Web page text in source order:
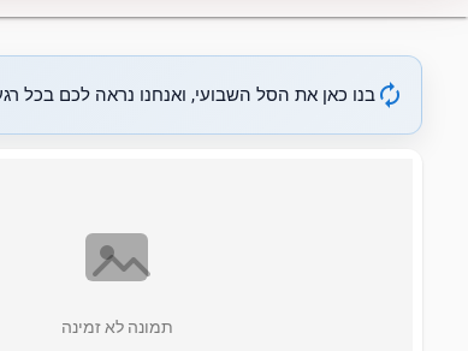
autorenew בנו כאן את הסל השבועי, ואנחנו נראה לכם בכל
תמונה לא זמינה